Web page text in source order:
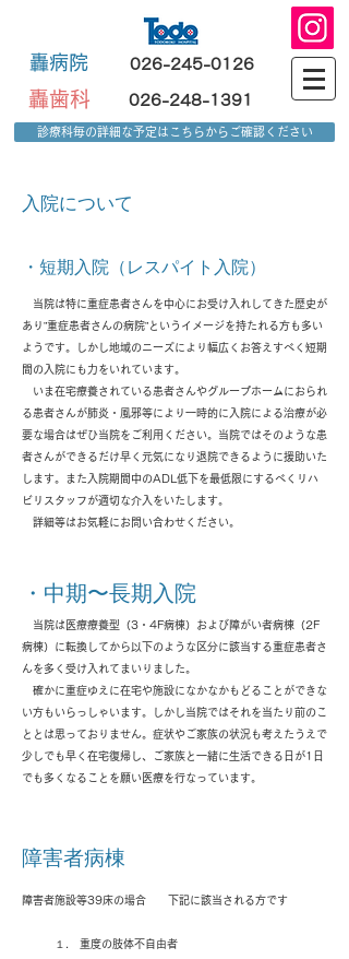
轟病院 026-245-0126
轟歯科 026-248-1391
診療科毎の詳細な予定はこちらからご確認ください
入院について
・短期入院（レスパイト入院）
当院は特に重症患者さんを中心にお受け入れしてきた歴史が
あり”重症患者さんの病院”というイメージを持たれる方も多い
ようです。しかし地域のニーズにより幅広くお答えすべく短期
間の入院にも力をいれています。
いま在宅療養されている患者さんやグループホームにおられ
る患者さんが肺炎・風邪等により一時的に入院による治療が必
要な場合はぜひ当院をご利用ください。 当院ではそのような患
者さんができるだけ早く元気になり退院できるように援助いた
します。また入院期間中のADL低下を最低限にするべくリハ
ビリスタッフが適切な介入をいたします。
詳細等はお気軽にお問い合わせください。
・中期〜長期入院
当院は医療療養型（3 ・4F病棟）および障がい者病棟（2F
病棟）に転換してから以下のような区分に該当する重症患者さ
んを多く受け入れてまいりました。
​ 確かに重症ゆえに在宅や施設になかなかもどることができな
い方もいらっしゃいます。しかし当院ではそれを当たり前のこ
ととは思っておりません。症状やご家族の状況も考えたうえで
少しでも早く在宅復帰し、ご家族と一緒に生活できる日が1日
でも多くなることを願い医療を行なっています。
障害者病棟
障害者施設等39床の場合 下記に該当される方です
１. 重度の肢体不自由者